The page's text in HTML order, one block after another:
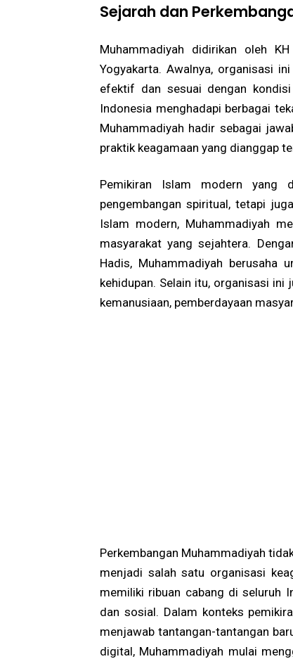
Sejarah dan
Muhammadiyah didirikan oleh
Yogyakarta. Awalnya, organisasi
efektif dan sesuai dengan
Indonesia menghadapi berbagai
Muhammadiyah hadir sebagai
praktik keagamaan yang dianggap
Pemikiran Islam modern yang
pengembangan spiritual, tetapi
Islam modern, Muhammadiyah
masyarakat yang sejahtera.
Hadis, Muhammadiyah berusaha
kehidupan. Selain itu, organisasi
kemanusiaan, pemberdayaan
Perkembangan Muhammadiyah
menjadi salah satu organisasi
memiliki ribuan cabang di seluruh
dan sosial. Dalam konteks
menjawab tantangan-tantangan
digital, Muhammadiyah mulai